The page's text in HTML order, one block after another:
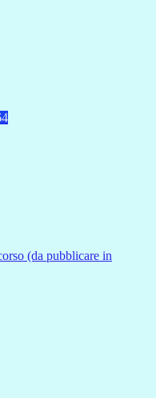
(da pubblicare in